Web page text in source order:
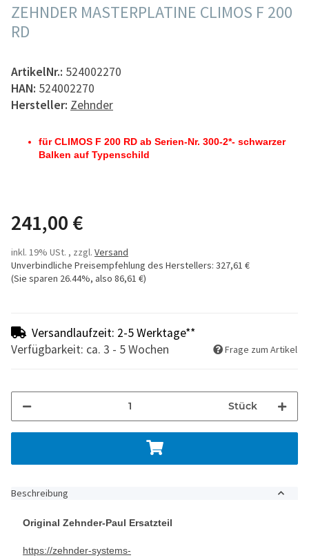
ZEHNDER MASTERPLATINE CLIMOS F 200
RD
ArtikelNr.: 524002270
HAN: 524002270
Hersteller: Zehnder
für CLIMOS F 200 RD ab Serien-Nr. 300-2*- schwarzer
Balken auf Typenschild
241,00 €
inkl. 19% USt. , zzgl. Versand
Unverbindliche Preisempfehlung des Herstellers: 327,61 €
(Sie sparen 26.44%, also 86,61 €)
Versandlaufzeit: 2-5 Werktage**
Verfügbarkeit: ca. 3 - 5 Wochen
Frage zum Artikel
Stück
Beschreibung
Original Zehnder-Paul Ersatzteil
https://zehnder-systems-